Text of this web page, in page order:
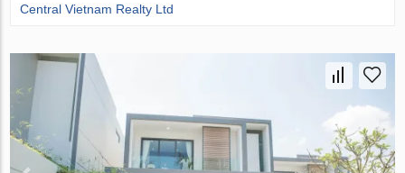
Central Vietnam Realty Ltd